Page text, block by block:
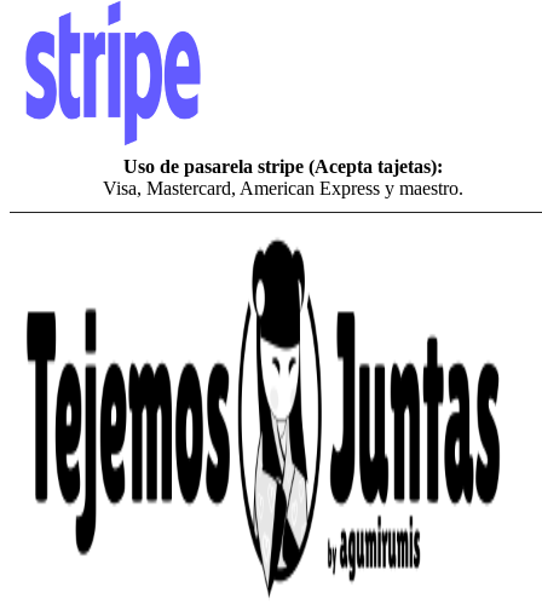
Uso de pasarela stripe (Acepta tajetas):
Visa, Mastercard, American Express y maestro.